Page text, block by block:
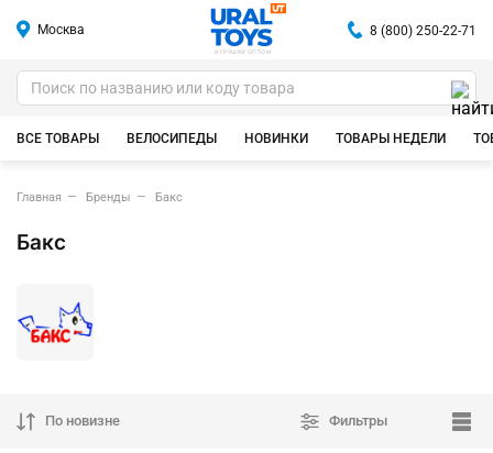
Москва
ИГРУШКИ ОПТОМ
8 (800) 250-22-71
ВСЕ ТОВАРЫ ВЕЛОСИПЕДЫ НОВИНКИ ТОВАРЫ НЕДЕЛИ
Главная Бренды Бакс
Бакс
По новизне Фильтры